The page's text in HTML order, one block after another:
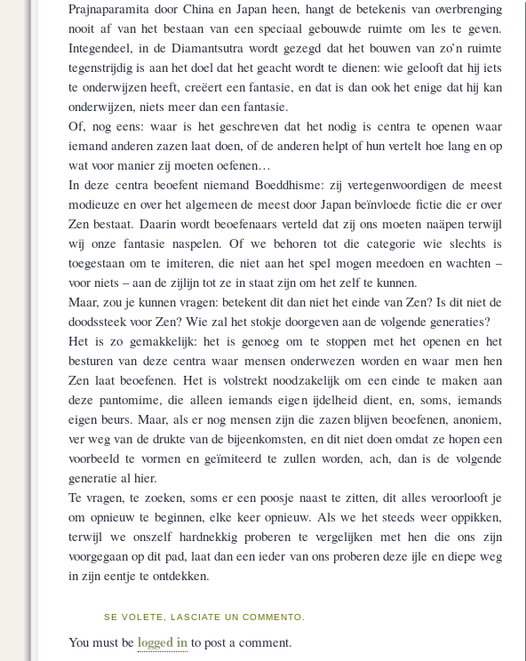
Prajnaparamita door China en Japan heen, hangt de betekenis van overbrenging
nooit af van het bestaan van een speciaal gebouwde ruimte om les te geven.
Integendeel, in de Diamantsutra wordt gezegd dat het bouwen van zo’n ruimte
tegenstrijdig is aan het doel dat het geacht wordt te dienen: wie gelooft dat hij iets
te onderwijzen heeft, creëert een fantasie, en dat is dan ook het enige dat hij kan
onderwijzen, niets meer dan een fantasie.
Of, nog eens: waar is het geschreven dat het nodig is centra te openen waar
iemand anderen zazen laat doen, of de anderen helpt of hun vertelt hoe lang en op
wat voor manier zij moeten oefenen…
In deze centra beoefent niemand Boeddhisme: zij vertegenwoordigen de meest
modieuze en over het algemeen de meest door Japan beïnvloede fictie die er over
Zen bestaat. Daarin wordt beoefenaars verteld dat zij ons moeten naäpen terwijl
wij onze fantasie naspelen. Of we behoren tot die categorie wie slechts is
toegestaan om te imiteren, die niet aan het spel mogen meedoen en wachten –
voor niets – aan de zijlijn tot ze in staat zijn om het zelf te kunnen.
Maar, zou je kunnen vragen: betekent dit dan niet het einde van Zen? Is dit niet de
doodssteek voor Zen? Wie zal het stokje doorgeven aan de volgende generaties?
Het is zo gemakkelijk: het is genoeg om te stoppen met het openen en het
besturen van deze centra waar mensen onderwezen worden en waar men hen
Zen laat beoefenen. Het is volstrekt noodzakelijk om een einde te maken aan
deze pantomime, die alleen iemands eigen ijdelheid dient, en, soms, iemands
eigen beurs. Maar, als er nog mensen zijn die zazen blijven beoefenen, anoniem,
ver weg van de drukte van de bijeenkomsten, en dit niet doen omdat ze hopen een
voorbeeld te vormen en geïmiteerd te zullen worden, ach, dan is de volgende
generatie al hier.
Te vragen, te zoeken, soms er een poosje naast te zitten, dit alles veroorlooft je
om opnieuw te beginnen, elke keer opnieuw. Als we het steeds weer oppikken,
terwijl we onszelf hardnekkig proberen te vergelijken met hen die ons zijn
voorgegaan op dit pad, laat dan een ieder van ons proberen deze ijle en diepe weg
in zijn eentje te ontdekken.
SE VOLETE, LASCIATE UN COMMENTO.
You must be logged in to post a comment.